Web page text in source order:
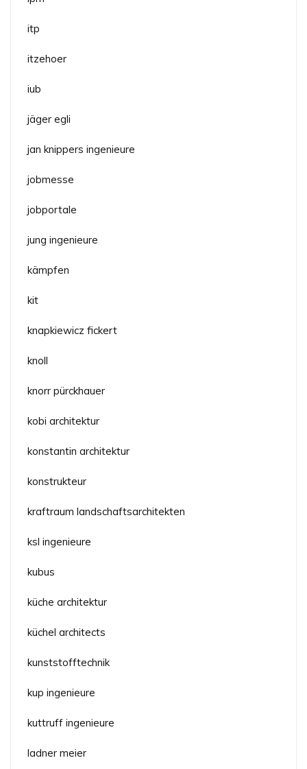
itp
itzehoer
iub
jäger egli
jan knippers ingenieure
jobmesse
jobportale
jung ingenieure
kämpfen
kit
knapkiewicz fickert
knoll
knorr pürckhauer
kobi architektur
konstantin architektur
konstrukteur
kraftraum landschaftsarchitekten
ksl ingenieure
kubus
küche architektur
küchel architects
kunststofftechnik
kup ingenieure
kuttruff ingenieure
ladner meier